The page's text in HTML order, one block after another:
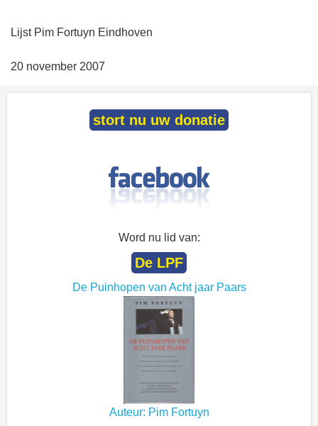
Lijst Pim Fortuyn Eindhoven
20 november 2007
stort nu uw donatie
Word nu lid van:
De LPF
De Puinhopen van Acht jaar Paars
Auteur: Pim Fortuyn